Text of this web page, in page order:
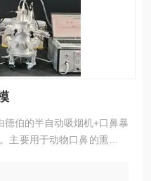
伯的半自动吸烟机+口鼻暴
主要用于动物口鼻的熏烟造
配置半自动，全自动，转盘